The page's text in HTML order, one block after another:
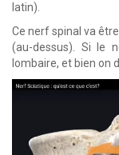
latin).
Ce nerf spinal va
(au-dessus). Si le
lombaire, et bien on